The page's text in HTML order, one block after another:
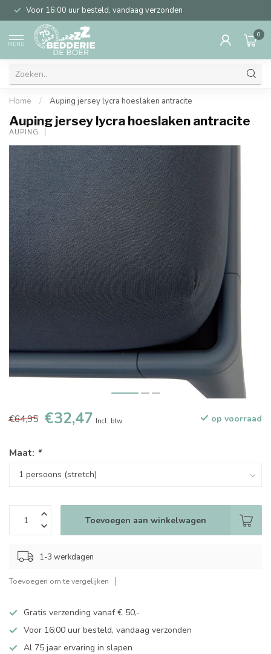
Voor 16:00 uur besteld, vandaag verzonden
MENU
0
Home / Auping jersey lycra hoeslaken antracite
Auping jersey lycra hoeslaken antracite
AUPING
€64,95 €32,47 Incl. btw op voorraad
Maat: *
Toevoegen aan winkelwagen
1-3 werkdagen
Toevoegen om te vergelijken
Gratis verzending vanaf € 50,-
Voor 16:00 uur besteld, vandaag verzonden
Al 75 jaar ervaring in slapen